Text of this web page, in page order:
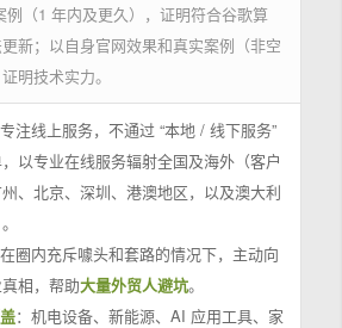
例（1 年内及更久），证明符合谷歌算
新；以自身官网效果和真实案例（非空
明技术实力。
注线上服务，不通过 “本地 / 线下服务”
以专业在线服务辐射全国及海外（客户
、北京、深圳、港澳地区，以及澳大利
圈内充斥噱头和套路的情况下，主动向
相，帮助大量外贸人避坑。
：机电设备、新能源、AI 应用工具、家